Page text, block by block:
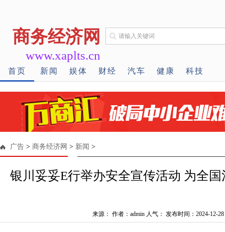
商务经济网
www.xaplts.cn
首页 新闻 娱体 财经 汽车 健康 科技
广告 > 商务经济网 > 新闻 >
银川妥妥E行举办安全宣传活动 为全
来源： 作者：admin 人气： 发布时间：2024-12-28